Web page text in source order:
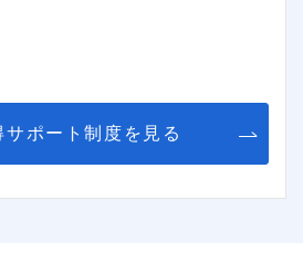
サポート制度を見る